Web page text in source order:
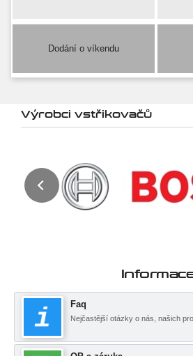
Dodání o víkendu
Výrobci vstřikovačů
Faq
Nejčastější otázky o nás, našich